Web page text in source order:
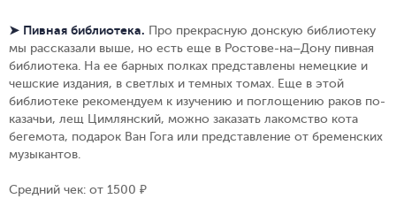
➤ Пивная библиотека. Про прекрасную донскую библиотеку
мы рассказали выше, но есть еще в Ростове-на–Дону пивная
библиотека. На ее барных полках представлены немецкие и
чешские издания, в светлых и темных томах. Еще в этой
библиотеке рекомендуем к изучению и поглощению раков по-
казачьи, лещ Цимлянский, можно заказать лакомство кота
бегемота, подарок Ван Гога или представление от бременских
музыкантов.
Средний чек: от 1500 ₽